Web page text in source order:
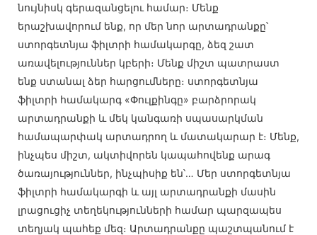
նույնիսկ գերազանցելու համար։ Մենք
երաշխավորում ենք, որ մեր նոր արտադրանքը՝
ստորգետնյա ֆիլտրի համակարգը, ձեզ շատ
առավելություններ կբերի։ Մենք միշտ պատրաստ
ենք ստանալ ձեր հարցումները։ ստորգետնյա
ֆիլտրի համակարգ «Փուլքինգը» բարձրորակ
արտադրանքի և մեկ կանգառի սպասարկման
համապարփակ արտադրող և մատակարար է։ Մենք,
ինչպես միշտ, ակտիվորեն կապահովենք արագ
ծառայություններ, ինչպիսիք են՝… Մեր ստորգետնյա
ֆիլտրի համակարգի և այլ արտադրանքի մասին
լրացուցիչ տեղեկությունների համար պարզապես
տեղյակ պահեք մեզ։ Արտադրանքը պաշտպանում է